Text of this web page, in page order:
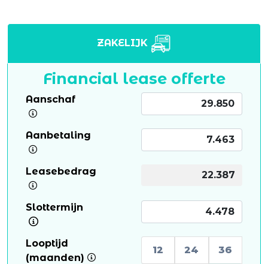
ZAKELIJK
Financial lease offerte
Aanschaf
Aanbetaling
Leasebedrag
Slottermijn
Looptijd
(maanden)
12 24 36